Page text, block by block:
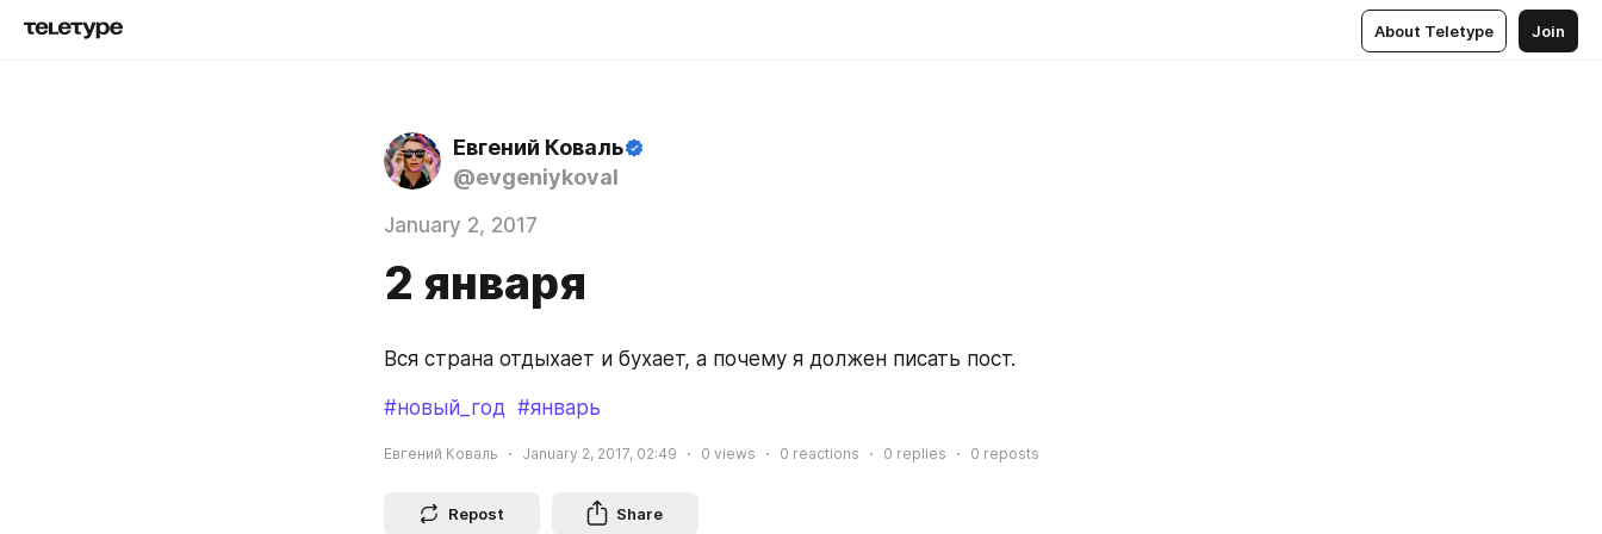
About Teletype Join
Евгений Коваль
@evgeniykoval
January 2, 2017
2 января
Вся страна отдыхает и бухает, а почему я должен писать пост.
#новый_год #январь
Евгений Коваль January 2, 2017, 02:49 0 views 0 reactions 0 replies 0 reposts
Repost Share